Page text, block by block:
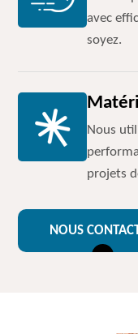
avec
soyez.
Nous
projets
NOUS